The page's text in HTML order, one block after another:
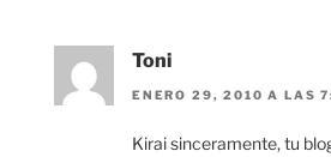
Toni
ENERO 29, 2010 A LAS
Kirai sinceramente, tu